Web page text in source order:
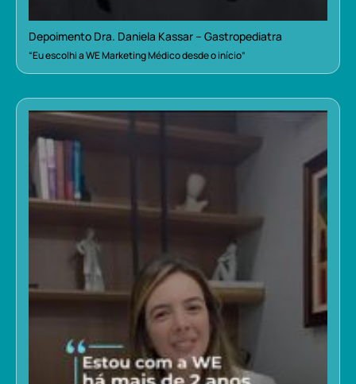
Depoimento Dra. Daniela Kassar – Gastropediatra
“Eu escolhi a WE Marketing Médico desde o início”